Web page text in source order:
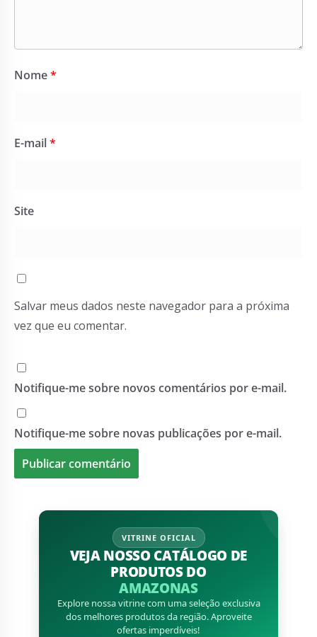
Nome*
E-mail*
Site
Salvar meus dados neste navegador para a próxima
vez que eu comentar.
Notifique-me sobre novos comentários por e-mail.
Notifique-me sobre novas publicações por e-mail.
VITRINE OFICIAL
VEJA NOSSO CATÁLOGO DE
PRODUTOS DO
AMAZONAS
Explore nossa vitrine com uma seleção exclusiva
dos melhores produtos da região. Aproveite
ofertas imperdíveis!